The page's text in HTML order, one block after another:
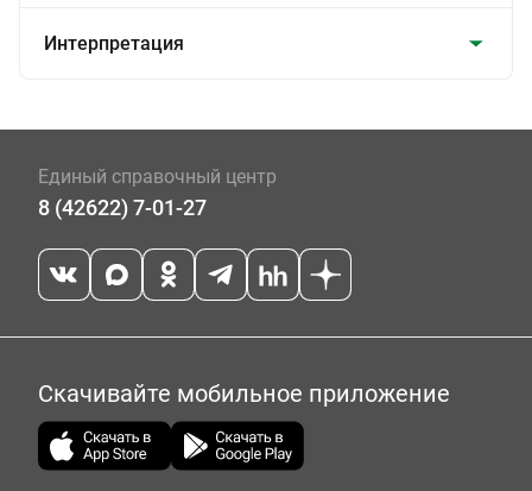
Интерпретация
Единый справочный центр
8 (42622) 7-01-27
Скачивайте мобильное приложение